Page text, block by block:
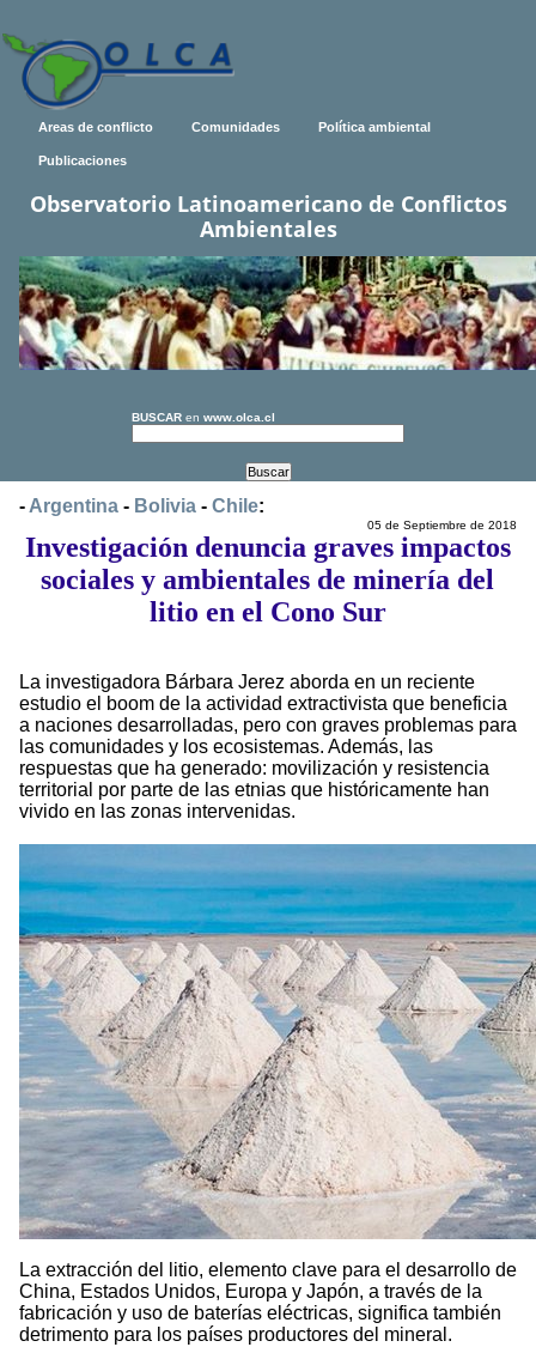
Areas de conflicto Comunidades Política ambiental
Publicaciones
Observatorio Latinoamericano de Conflictos
Ambientales
BUSCAR en www.olca.cl
- Argentina - Bolivia - Chile:
05 de Septiembre de 2018
Investigación denuncia graves impactos
sociales y ambientales de minería del
litio en el Cono Sur
La investigadora Bárbara Jerez aborda en un reciente
estudio el boom de la actividad extractivista que beneficia
a naciones desarrolladas, pero con graves problemas para
las comunidades y los ecosistemas. Además, las
respuestas que ha generado: movilización y resistencia
territorial por parte de las etnias que históricamente han
vivido en las zonas intervenidas.
La extracción del litio, elemento clave para el desarrollo de
China, Estados Unidos, Europa y Japón, a través de la
fabricación y uso de baterías eléctricas, significa también
detrimento para los países productores del mineral.